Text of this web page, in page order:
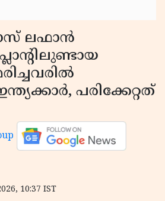
ലഫാൻ
പരിക്കേറ്റത്
10:37 IST